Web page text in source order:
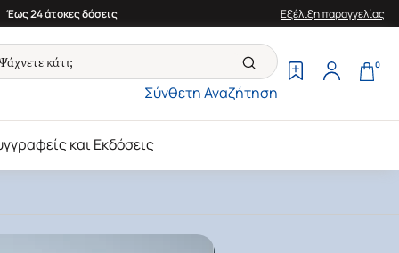
Έως 24 άτοκες δόσεις Εξέλιξη παραγγελίας
Σύνθετη Αναζήτηση
0
και Εκδόσεις